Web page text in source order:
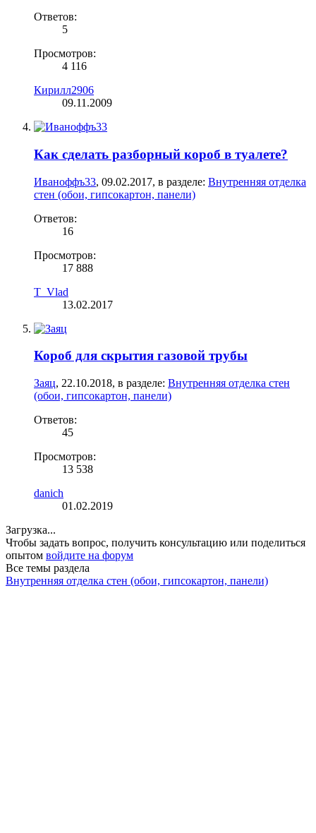
Ответов:
5
Просмотров:
4 116
Кирилл2906
09.11.2009
Как сделать разборный короб в туалете?
Иваноффъ33, 09.02.2017, в разделе: Внутренняя отделка
стен (обои, гипсокартон, панели)
Ответов:
16
Просмотров:
17 888
T_Vlad
13.02.2017
Короб для скрытия газовой трубы
Заяц, 22.10.2018, в разделе: Внутренняя отделка стен
(обои, гипсокартон, панели)
Ответов:
45
Просмотров:
13 538
danich
01.02.2019
Загрузка...
Чтобы задать вопрос, получить консультацию или поделиться
опытом войдите на форум
Все темы раздела
Внутренняя отделка стен (обои, гипсокартон, панели)